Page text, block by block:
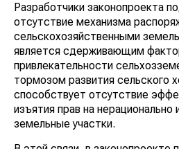
Разработчики законопроекта
отсутствие механизма
сельскохозяйственными
является сдерживающим
привлекательности
тормозом развития сельского
способствует отсутствие
изъятия прав на нерационально
земельные участки.